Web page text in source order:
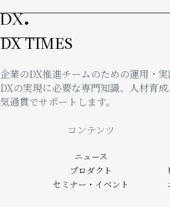
DX TIMES
企業のDX推進チームのための運用・実
DXの実現に必要な専門知識、人材育
気通貫でサポートします。
コンテンツ
ニュース
プロダクト
セミナー・イベント